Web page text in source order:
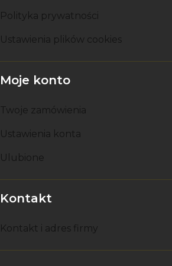
Polityka prywatności
Ustawienia plików cookies
Moje konto
Twoje zamówienia
Ustawienia konta
Ulubione
Kontakt
Kontakt i adres firmy